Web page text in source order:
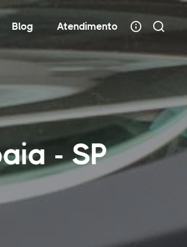
Blog Atendimento
- SP